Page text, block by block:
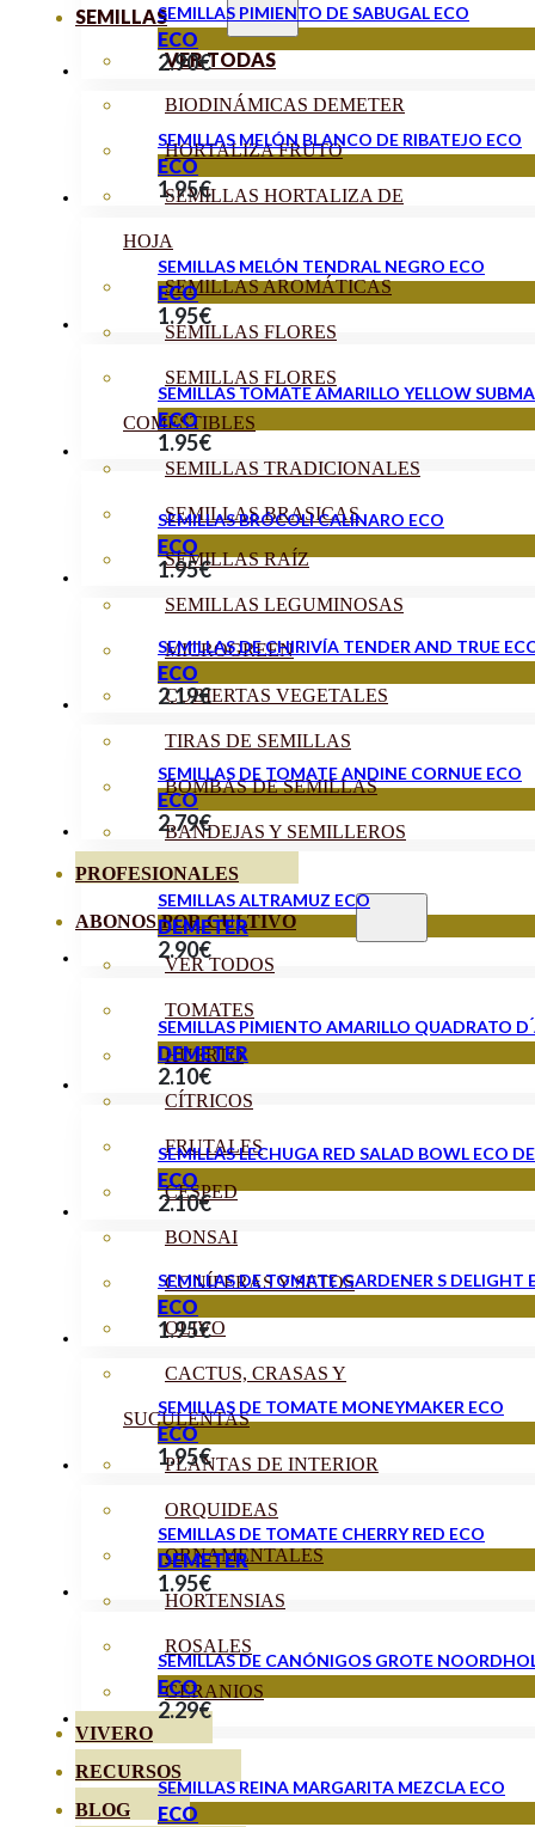
SEMILLAS
VER TODAS
BIODINÁMICAS DEMETER
HORTALIZA FRUTO
SEMILLAS HORTALIZA DE
HOJA
SEMILLAS AROMÁTICAS
SEMILLAS FLORES
SEMILLAS FLORES
COMESTIBLES
SEMILLAS TRADICIONALES
SEMILLAS BRASICAS
SEMILLAS RAÍZ
SEMILLAS LEGUMINOSAS
MICROGREEN
CUBIERTAS VEGETALES
TIRAS DE SEMILLAS
BOMBAS DE SEMILLAS
BANDEJAS Y SEMILLEROS
PROFESIONALES
ABONOS POR CULTIVO
VER TODOS
TOMATES
HUERTO
CÍTRICOS
FRUTALES
CÉSPED
BONSAI
CONÍFERAS Y SETOS
OLIVO
CACTUS, CRASAS Y
SUCULENTAS
PLANTAS DE INTERIOR
ORQUIDEAS
ORNAMENTALES
HORTENSIAS
ROSALES
GERANIOS
VIVERO
RECURSOS
BLOG
SEMILLAS PIMIENTO DE SABUGAL ECO
2.90€
ECO
SEMILLAS MELÓN BLANCO DE RIBATEJO ECO
1.95€
ECO
SEMILLAS MELÓN TENDRAL NEGRO ECO
1.95€
ECO
SEMILLAS TOMATE AMARILLO YELLOW
1.95€
ECO
SEMILLAS BRÓCOLI CALINARO ECO
1.95€
ECO
SEMILLAS DE CHIRIVÍA TENDER AND TRUE
2.19€
ECO
SEMILLAS DE TOMATE ANDINE CORNUE ECO
2.79€
ECO
SEMILLAS ALTRAMUZ ECO
2.90€
DEMETER
SEMILLAS PIMIENTO AMARILLO QUADRATO D
2.10€
DEMETER
SEMILLAS LECHUGA RED SALAD BOWL ECO
2.10€
ECO
SEMILLAS DE TOMATE GARDENER S DELIGHT
1.95€
ECO
SEMILLAS DE TOMATE MONEYMAKER ECO
1.95€
ECO
SEMILLAS DE TOMATE CHERRY RED ECO
1.95€
DEMETER
SEMILLAS DE CANÓNIGOS GROTE
2.29€
ECO
SEMILLAS REINA MARGARITA MEZCLA ECO
ECO